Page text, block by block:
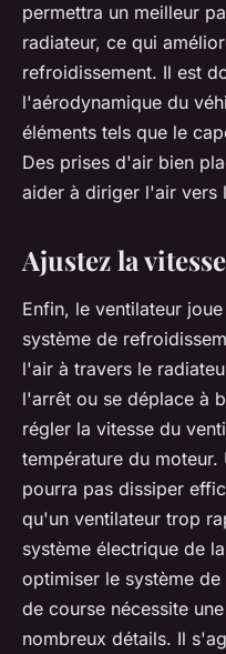
permettra un meilleur
radiateur, ce qui
refroidissement. Il est
l'aérodynamique du
éléments tels que le
Des prises d'air bien
aider à diriger l'air vers
Ajustez la
Enfin, le ventilateur
système de
l'air à travers le
l'arrêt ou se déplace à
régler la vitesse du
température du
pourra pas dissiper
qu'un ventilateur trop
système électrique de
optimiser le système
de course nécessite
nombreux détails. Il